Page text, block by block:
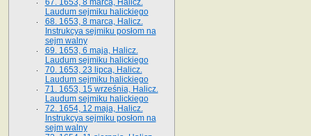
67. 1653, 8 marca, Halicz.
Laudum sejmiku halickiego
68. 1653, 8 marca, Halicz.
Instrukcya sejmiku posłom na
sejm walny
69. 1653, 6 maja, Halicz.
Laudum sejmiku halickiego
70. 1653, 23 lipca, Halicz.
Laudum sejmiku halickiego
71. 1653, 15 września, Halicz.
Laudum sejmiku halickiego
72. 1654, 12 maja, Halicz.
Instrukcya sejmiku posłom na
sejm walny